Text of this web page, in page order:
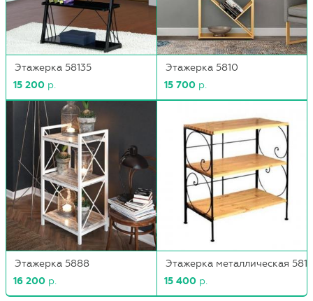
Этажерка 58135
15 200 р.
Этажерка 5810
15 700 р.
Этажерка 5888
16 200 р.
Этажерка металлическая 5813
15 400 р.